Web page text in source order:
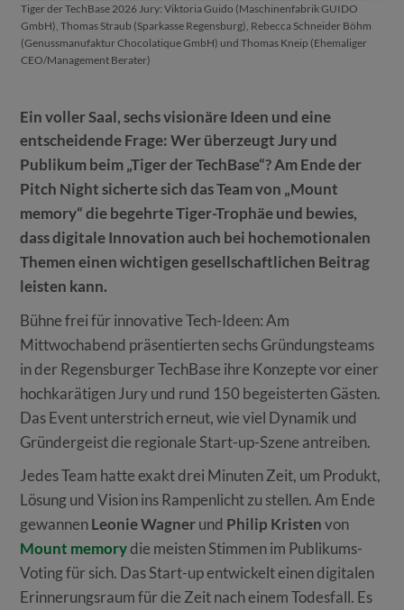
Tiger der TechBase 2026 Jury: Viktoria Guido (Maschinenfabrik GUIDO
GmbH), Thomas Straub (Sparkasse Regensburg), Rebecca Schneider Böhm
(Genussmanufaktur Chocolatique GmbH) und Thomas Kneip (Ehemaliger
CEO/Management Berater)
Ein voller Saal, sechs visionäre Ideen und eine
entscheidende Frage: Wer überzeugt Jury und
Publikum beim „Tiger der TechBase“? Am Ende der
Pitch Night sicherte sich das Team von „Mount
memory“ die begehrte Tiger-Trophäe und bewies,
dass digitale Innovation auch bei hochemotionalen
Themen einen wichtigen gesellschaftlichen Beitrag
leisten kann.
Bühne frei für innovative Tech-Ideen: Am
Mittwochabend präsentierten sechs Gründungsteams
in der Regensburger TechBase ihre Konzepte vor einer
hochkarätigen Jury und rund 150 begeisterten Gästen.
Das Event unterstrich erneut, wie viel Dynamik und
Gründergeist die regionale Start-up-Szene antreiben.
Jedes Team hatte exakt drei Minuten Zeit, um Produkt,
Lösung und Vision ins Rampenlicht zu stellen. Am Ende
gewannenLeonie Wagnerund Philip Kristenvon
Mount memorydie meisten Stimmen im Publikums-
Voting für sich. Das Start-up entwickelt einen digitalen
Erinnerungsraum für die Zeit nach einem Todesfall. Es